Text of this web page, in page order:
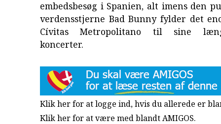
embedsbesøg i Spanien, alt imens den
verdensstjerne Bad Bunny fylder det
Cívitas Metropolitano til sine
koncerter.
Klik her for at logge ind, hvis du allerede er
Klik her for at være med blandt AMIGOS.